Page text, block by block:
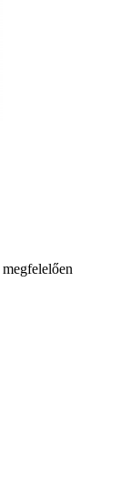
megfelelően